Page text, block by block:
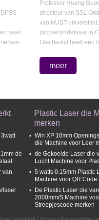
laser
Professor Huang
directeur van SSL
van HUST-
picosecondelaser in
Ons bedrijf heeft een
meer
de
van
Plastic Laser die
merken
Win XP 10mm
die Machine voor Leer
de Gekoelde Laser die
Lucht Machine voor
5 watts 0.15mm Plastic
Machine voor QR Code
De Plastic Laser die
2000mm/S Machine
Streepjescode merken